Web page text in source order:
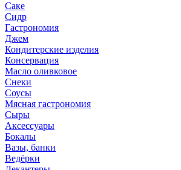
Саке
Сидр
Гастрономия
Джем
Кондитерские изделия
Консервация
Масло оливковое
Снеки
Соусы
Мясная гастрономия
Сыры
Аксессуары
Бокалы
Вазы, банки
Ведёрки